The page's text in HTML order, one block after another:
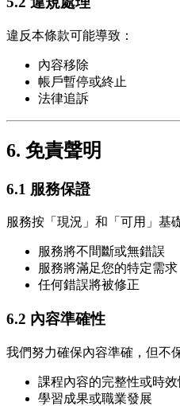
違反本條款可能導致：
內容移除
帳戶暫停或終止
法律追訴
6. 免責聲明
6.1 服務保證
服務按「現況」和「可用」基
服務將不間斷或無錯誤
服務將滿足您的特定需求
任何錯誤將被修正
6.2 內容準確性
我們努力確保內容準確，但不
課程內容的完整性或時效
學習成果或職業發展